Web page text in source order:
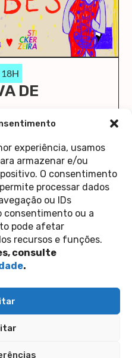
experiência, usamos
armazenar e/ou
O consentimento
processar dados
ou IDs
consentimento ou a
pode afetar
recursos e funções.
consulte
.
DE
a Casa 1 de
2026
newsletter